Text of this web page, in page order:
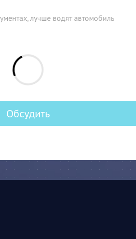
лучше водят автомобиль
Обсудить